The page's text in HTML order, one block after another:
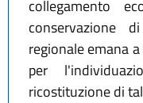
collegamento
conservazione
regionale emana
per
ricostituzione di